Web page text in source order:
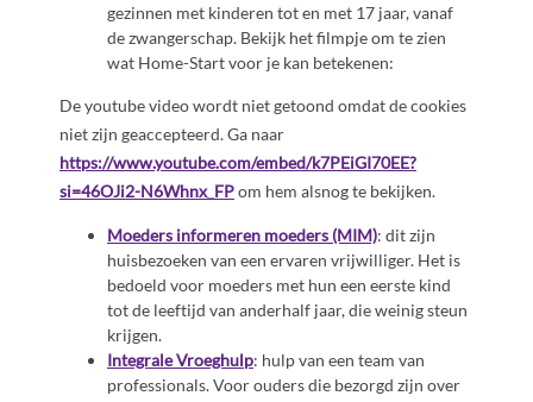
gezinnen met kinderen tot en met 17 jaar, vanaf
de zwangerschap. Bekijk het filmpje om te zien
wat Home-Start voor je kan betekenen:
De youtube video wordt niet getoond omdat de cookies
niet zijn geaccepteerd. Ga naar
https://www.youtube.com/embed/k7PEiGI70EE?
si=46OJi2-N6Whnx_FPom hem alsnog te bekijken.
Moeders informeren moeders (MIM): dit zijn
huisbezoeken van een ervaren vrijwilliger. Het is
bedoeld voor moeders met hun een eerste kind
tot de leeftijd van anderhalf jaar, die weinig steun
krijgen.
Integrale Vroeghulp: hulp van een team van
professionals. Voor ouders die bezorgd zijn over